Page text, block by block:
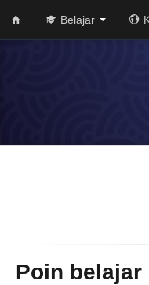
Belajar
Poin belajar